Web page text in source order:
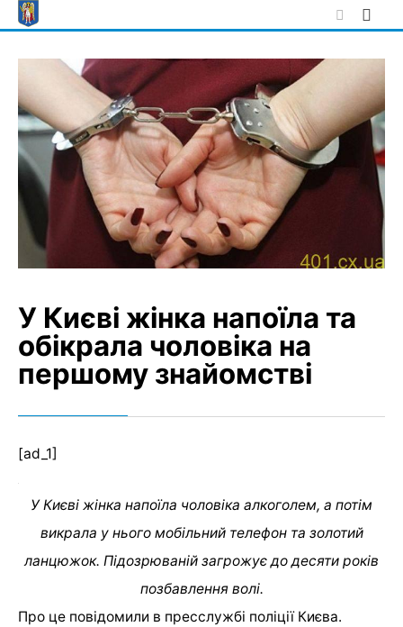
Skip
to
У Києві жінка напоїла та
обікрала чоловіка на
першому знайомстві
[ad_1]
У Києві жінка напоїла чоловіка алкоголем, а потім
викрала у нього мобільний телефон та золотий
ланцюжок. Підозрюваній загрожує до десяти років
позбавлення волі.
Про це повідомили в пресслужбі поліції Києва.